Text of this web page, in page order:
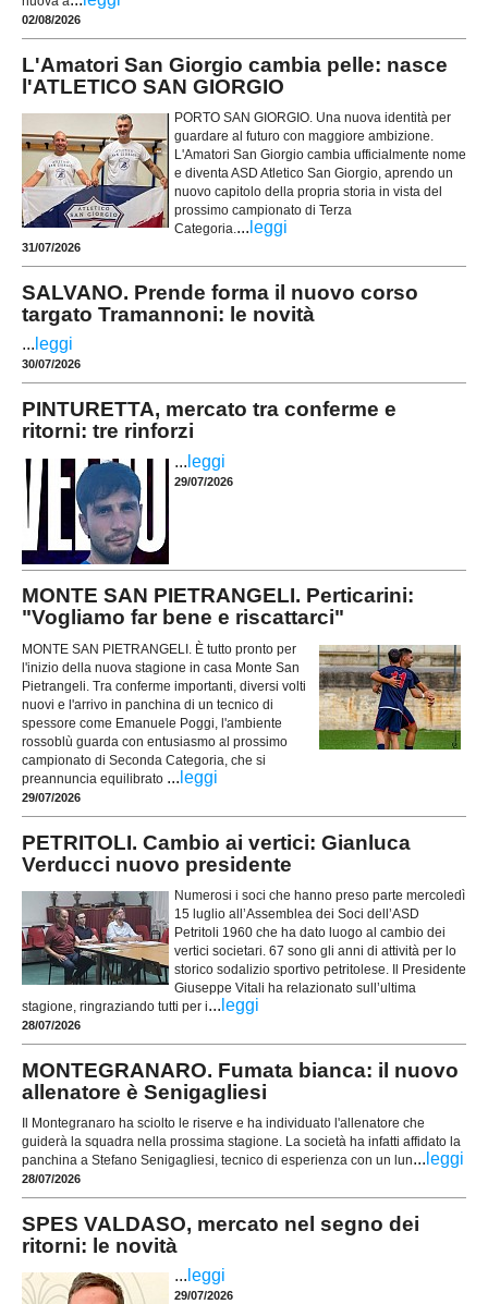
02/08/2026
L'Amatori San Giorgio cambia pelle: nasce
l'ATLETICO SAN GIORGIO
PORTO SAN GIORGIO. Una nuova identità per
guardare al futuro con maggiore ambizione.
L'Amatori San Giorgio cambia ufficialmente nome
e diventa ASD Atletico San Giorgio, aprendo un
nuovo capitolo della propria storia in vista del
prossimo campionato di Terza
Categoria.... leggi
31/07/2026
SALVANO. Prende forma il nuovo corso
targato Tramannoni: le novità
... leggi
30/07/2026
PINTURETTA, mercato tra conferme e
ritorni: tre rinforzi
... leggi
29/07/2026
MONTE SAN PIETRANGELI. Perticarini:
"Vogliamo far bene e riscattarci"
MONTE SAN PIETRANGELI. È tutto pronto per
l'inizio della nuova stagione in casa Monte San
Pietrangeli. Tra conferme importanti, diversi volti
nuovi e l'arrivo in panchina di un tecnico di
spessore come Emanuele Poggi, l'ambiente
rossoblù guarda con entusiasmo al prossimo
campionato di Seconda Categoria, che si
preannuncia equilibrato ... leggi
29/07/2026
PETRITOLI. Cambio ai vertici: Gianluca
Verducci nuovo presidente
Numerosi i soci che hanno preso parte mercoledì
15 luglio all’Assemblea dei Soci dell’ASD
Petritoli 1960 che ha dato luogo al cambio dei
vertici societari. 67 sono gli anni di attività per lo
storico sodalizio sportivo petritolese. Il Presidente
Giuseppe Vitali ha relazionato sull’ultima
stagione, ringraziando tutti per i... leggi
28/07/2026
MONTEGRANARO. Fumata bianca: il nuovo
allenatore è Senigagliesi
Il Montegranaro ha sciolto le riserve e ha individuato l'allenatore che
guiderà la squadra nella prossima stagione. La società ha infatti affidato la
panchina a Stefano Senigagliesi, tecnico di esperienza con un lun... leggi
28/07/2026
SPES VALDASO, mercato nel segno dei
ritorni: le novità
... leggi
29/07/2026